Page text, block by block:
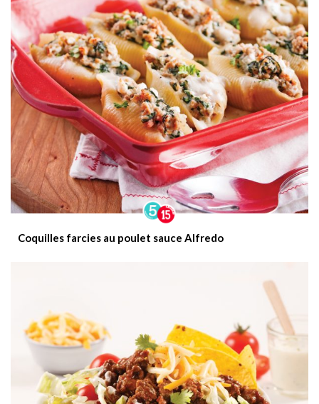
Coquilles farcies au poulet sauce Alfredo